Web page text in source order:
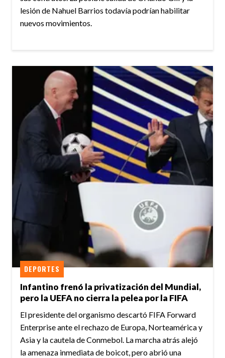
lesión de Nahuel Barrios todavía podrían habilitar
nuevos movimientos.
Infantino frenó la privatización del Mundial,
pero la UEFA no cierra la pelea por la FIFA
DEPORTES
El presidente del organismo descartó FIFA Forward
Enterprise ante el rechazo de Europa, Norteamérica y
Asia y la cautela de Conmebol. La marcha atrás alejó
la amenaza inmediata de boicot, pero abrió una